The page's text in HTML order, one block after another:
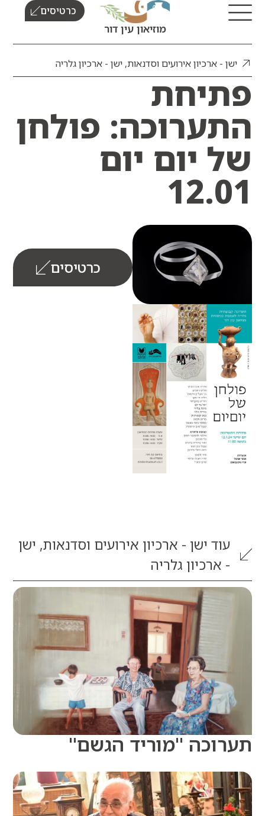
מוזיאון עין דור
כרטיסים
- ארכיון אירועים וסדנאות,ישן - ארכיון גלריה
פולחן
יום יום
כרטיסים
עוד ישן - ארכיון אירועים וסדנאות,ישן
- ארכיון גלריה
"מוריד הגשם"